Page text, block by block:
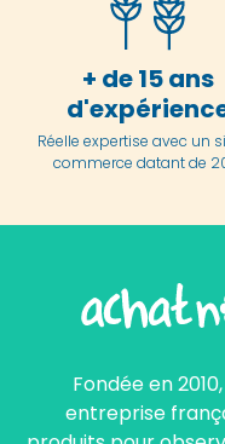
+ de 15 ans
Réelle expertise avec un
commerce datant de
Fondée en
entreprise